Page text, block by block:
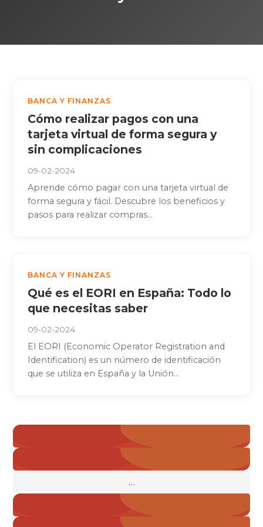
BANCA Y FINANZAS
Cómo realizar pagos con una
tarjeta virtual de forma segura y
sin complicaciones
09-02-2024
Aprende cómo pagar con una tarjeta virtual de
forma segura y fácil. Descubre los beneficios y
pasos para realizar compras...
BANCA Y FINANZAS
Qué es el EORI en España: Todo lo
que necesitas saber
09-02-2024
El EORI (Economic Operator Registration and
Identification) es un número de identificación
que se utiliza en España y la Unión...
Paginación
de
entradas
« Anterior
…
3